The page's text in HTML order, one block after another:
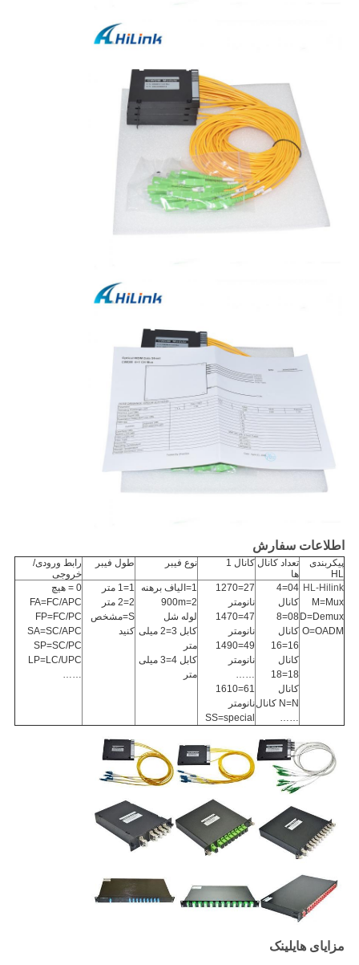
اطلاعات سفارش
پیکربندی
HL
تعداد کانال
ها
کانال 1 نوع فیبر طول فیبر
رابط ورودی/
خروجی
HL-Hilink
M=Mux
D=Demux
O=OADM
04=4
کانال
08=8
کانال
16=16
کانال
18=18
کانال
N=N کانال
……
27=1270
نانومتر
47=1470
نانومتر
49=1490
نانومتر
……
61=1610
نانومتر
SS=special
1=الیاف برهنه
2=900m
لوله شل
کابل 3=2 میلی
متر
کابل 4=3 میلی
متر
1=1 متر
2=2 متر
S=مشخص
کنید
0 = هیچ
FA=FC/APC
FP=FC/PC
SA=SC/APC
SP=SC/PC
LP=LC/UPC
……
مزایای هایلینک